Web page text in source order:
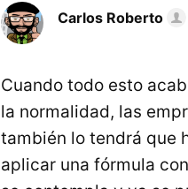
Carlos Roberto
Cuando todo esto
la normalidad, las
también lo tendrá que
aplicar una fórmula